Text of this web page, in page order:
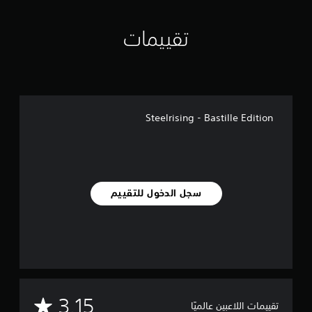
تقييمات
Steelrising - Bastille Edition
سجل الدخول للتقييم
تقييمات اللاعبين عالميًا 3.15 م